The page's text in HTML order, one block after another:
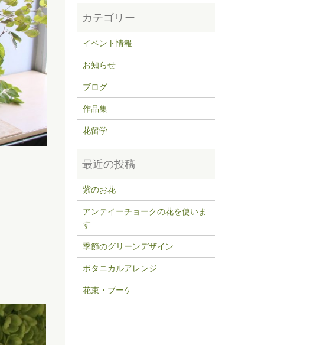
イベント情報
お知らせ
ブログ
作品集
花留学
紫のお花
アンテイーチョークの花を使いま
す
季節のグリーンデザイン
ボタニカルアレンジ
花束・ブーケ